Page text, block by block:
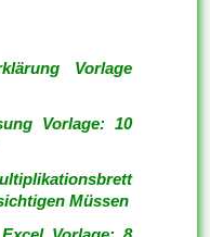
Vorlage
Vorlage: 10
Müssen